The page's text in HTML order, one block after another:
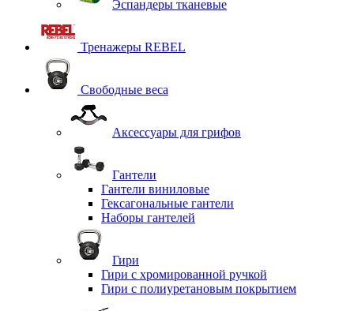
Эспандеры тканевые
Тренажеры REBEL
Свободные веса
Аксессуары для грифов
Гантели
Гантели виниловые
Гексагональные гантели
Наборы гантелей
Гири
Гири с хромированной ручкой
Гири с полиуретановым покрытием